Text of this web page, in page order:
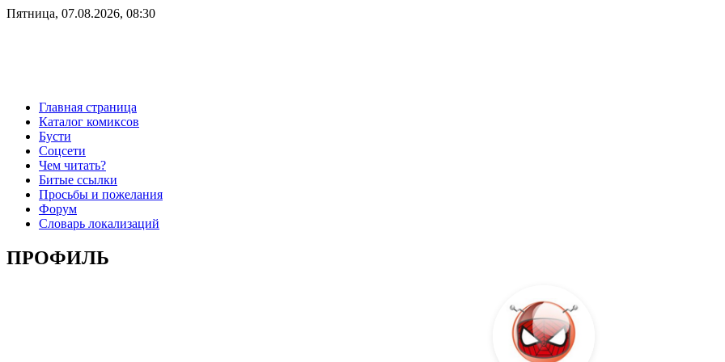
Пятница, 07.08.2026, 08:30
Главная страница
Каталог комиксов
Бусти
Соцсети
Чем читать?
Битые ссылки
Просьбы и пожелания
Форум
Словарь локализаций
ПРОФИЛЬ